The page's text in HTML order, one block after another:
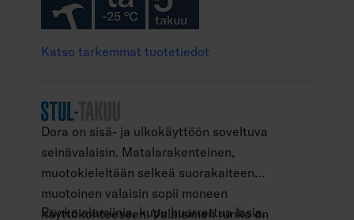
Katso tarkemmat tuotetiedot
Dora on sisä- ja ulkokäyttöön soveltuva
seinävalaisin. Matalarakenteinen,
muotokieleltään selkeä suorakaiteen
muotoinen valaisin sopii moneen
käyttökohteeseen. Valaisimen runko on
Runko alumiinia, kupu huurrettua lasia.